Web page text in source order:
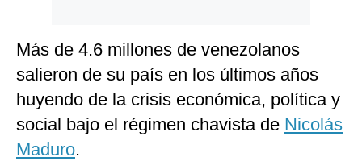
Más de 4.6 millones de venezolanos
salieron de su país en los últimos años
huyendo de la crisis económica, política y
social bajo el régimen chavista de Nicolás
Maduro.